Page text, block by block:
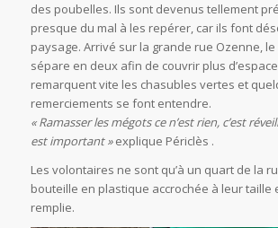
des poubelles. Ils sont devenus tellement
presque du mal à les repérer, car ils font
paysage. Arrivé sur la grande rue Ozenne,
sépare en deux afin de couvrir plus
remarquent vite les chasubles vertes et
remerciements se font entendre.
« Ramasser les mégots ce n’est rien, c’est
est important »explique Périclès .
Les volontaires ne sont qu’à un quart de la
bouteille en plastique accrochée à leur taille
remplie.